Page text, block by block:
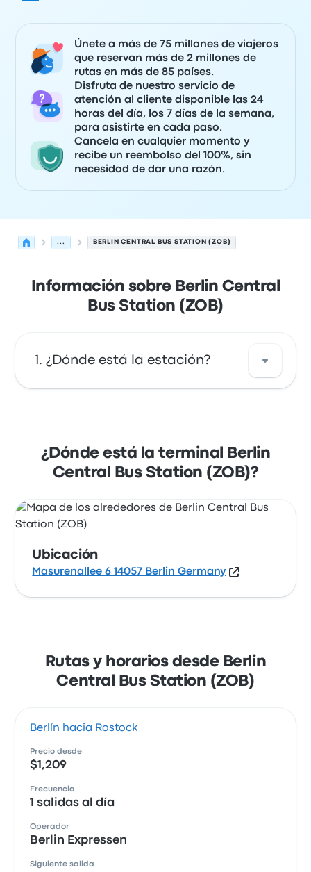
Únete a más de 75 millones de viajeros
que reservan más de 2 millones de
rutas en más de 85 países.
Disfruta de nuestro servicio de
atención al cliente disponible las 24
horas del día, los 7 días de la semana,
para asistirte en cada paso.
Cancela en cualquier momento y
recibe un reembolso del 100%, sin
necesidad de dar una razón.
... BERLIN CENTRAL BUS STATION (ZOB)
Información sobre Berlin Central
Bus Station (ZOB)
¿Dónde está la estación?
Germany. Revisa la ubicación de esta parada
de autobús de Berlín en un mapa.
¿Dónde está la terminal Berlin
Central Bus Station (ZOB)?
Ubicación
Masurenallee 6 14057 Berlin Germany
Rutas y horarios desde Berlin
Central Bus Station (ZOB)
Berlín hacia Rostock
Precio desde
$1,209
Frecuencia
1 salidas al día
Operador
Berlin Expressen
Siguiente salida